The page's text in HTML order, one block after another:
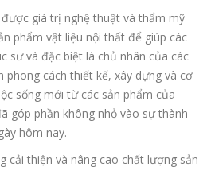
giá trị nghệ thuật và thẩm mỹ
phẩm vật liệu nội thất để giúp các
sư và đặc biệt là chủ nhân của các
phong cách thiết kế, xây dựng và cơ
sống mới từ các sản phẩm của
góp phần không nhỏ vào sự thành
hôm nay.
cải thiện và nâng cao chất lượng sản